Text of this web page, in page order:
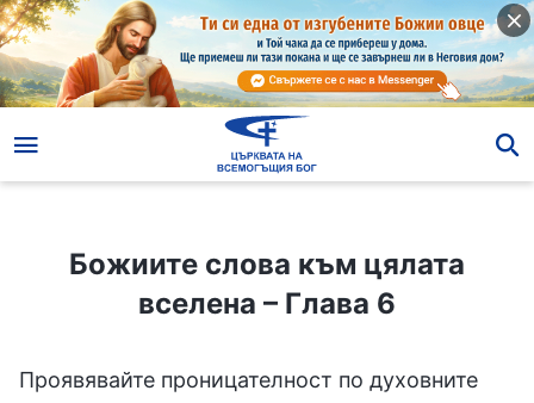
Божиите слова към цялата вселена – Глава 6
Божиите слова към цялата
вселена – Глава 6
Проявявайте проницателност по духовните